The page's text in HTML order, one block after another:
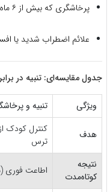
پرخاشگری که بیش از ۶ ماه طول کشیده است.
علائم اضطراب شدید یا
جدول مقایسه‌ای: تنبیه در
ویژگی تنبیه و
هدف
کنترل کودک
ترس
نتیجه
کوتاه‌مدت
اطاعت فوری